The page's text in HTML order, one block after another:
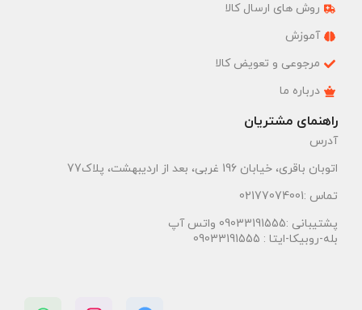
روش های ارسال کالا
آموزش
مرجوعی و تعویض کالا
درباره ما
راهنمای مشتریان
آدرس
اتوبان باقری، خیابان 196 غربی، بعد از اردیبهشت، پلاک77
تماس :02177074001
پشتیبانی :09033191555 واتس آپ
بله-روبیکا-ایتا : 09033191555